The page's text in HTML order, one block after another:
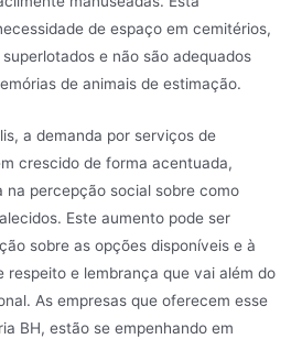
de espaço em cemitérios,
e não são adequados
de animais de estimação.
a demanda por serviços de
crescido de forma acentuada,
na percepção social sobre como
Este aumento pode ser
sobre as opções disponíveis e à
respeito e lembrança que vai além do
As empresas que oferecem esse
BH, estão se empenhando em